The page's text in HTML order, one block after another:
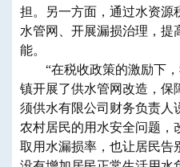
担。另一方面，通过水资源
水管网、开展漏损治理，提
能。
“在税收政策的激励下，
镇开展了供水管网改造，保
须供水有限公司财务负责人
农村居民的用水安全问题，
取用水漏损率，也让居民告